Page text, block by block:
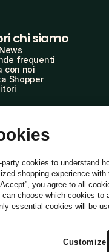
chi siamo
frequenti
con noi
Shopper
Italiano
cookies to understand
shopping experience with
you agree to all
can choose which cookies to
essential cookies will be
Customize